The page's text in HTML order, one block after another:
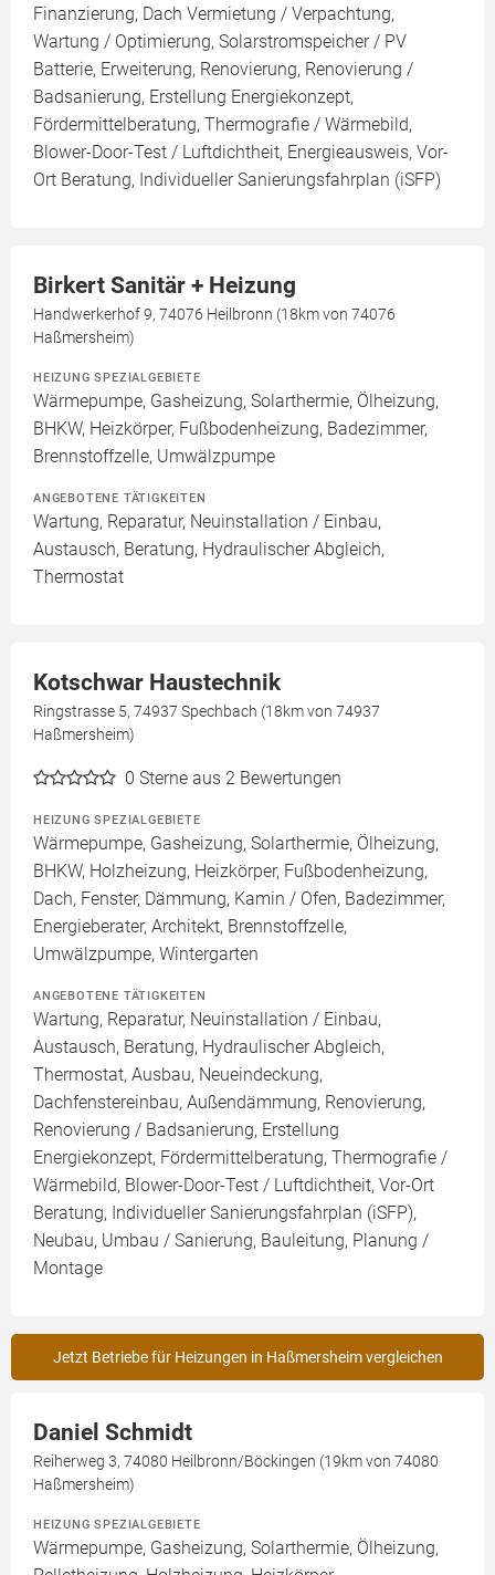
Finanzierung, Dach Vermietung / Verpachtung,
Wartung / Optimierung, Solarstromspeicher / PV
Batterie, Erweiterung, Renovierung, Renovierung /
Badsanierung, Erstellung Energiekonzept,
Fördermittelberatung, Thermografie / Wärmebild,
Blower-Door-Test / Luftdichtheit, Energieausweis, Vor-
Ort Beratung, Individueller Sanierungsfahrplan (iSFP)
Birkert Sanitär + Heizung
Handwerkerhof 9, 74076 Heilbronn (18km von 74076
Haßmersheim)
HEIZUNG SPEZIALGEBIETE
Wärmepumpe, Gasheizung, Solarthermie, Ölheizung,
BHKW, Heizkörper, Fußbodenheizung, Badezimmer,
Brennstoffzelle, Umwälzpumpe
ANGEBOTENE TÄTIGKEITEN
Wartung, Reparatur, Neuinstallation / Einbau,
Austausch, Beratung, Hydraulischer Abgleich,
Thermostat
Kotschwar Haustechnik
Ringstrasse 5, 74937 Spechbach (18km von 74937
Haßmersheim)
0 Sterne aus 2 Bewertungen
HEIZUNG SPEZIALGEBIETE
Wärmepumpe, Gasheizung, Solarthermie, Ölheizung,
BHKW, Holzheizung, Heizkörper, Fußbodenheizung,
Dach, Fenster, Dämmung, Kamin / Ofen, Badezimmer,
Energieberater, Architekt, Brennstoffzelle,
Umwälzpumpe, Wintergarten
ANGEBOTENE TÄTIGKEITEN
Wartung, Reparatur, Neuinstallation / Einbau,
Austausch, Beratung, Hydraulischer Abgleich,
Thermostat, Ausbau, Neueindeckung,
Dachfenstereinbau, Außendämmung, Renovierung,
Renovierung / Badsanierung, Erstellung
Energiekonzept, Fördermittelberatung, Thermografie /
Wärmebild, Blower-Door-Test / Luftdichtheit, Vor-Ort
Beratung, Individueller Sanierungsfahrplan (iSFP),
Neubau, Umbau / Sanierung, Bauleitung, Planung /
Montage
Jetzt Betriebe für Heizungen in Haßmersheim vergleichen
Daniel Schmidt
Reiherweg 3, 74080 Heilbronn/Böckingen (19km von 74080
Haßmersheim)
HEIZUNG SPEZIALGEBIETE
Wärmepumpe, Gasheizung, Solarthermie, Ölheizung,